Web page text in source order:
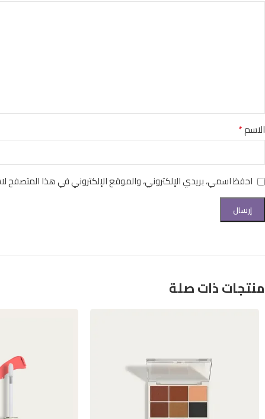
الاسم*
احفظ اسمي، بريدي الإلكتروني، والموقع الإلكتروني في هذا المتصفح
منتجات ذات صلة